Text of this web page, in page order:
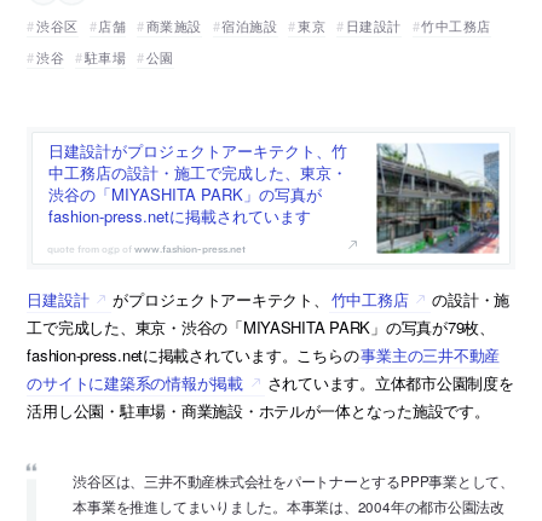
渋谷区
店舗 商業施設 宿泊施設 東京 日建設計
竹中工務店
渋谷
駐車場 公園
日建設計がプロジェクトアーキテクト、竹
中工務店の設計・施工で完成した、東京・
渋谷の「MIYASHITA PARK」の写真が
fashion-press.netに掲載されています
www.fashion-press.net
日建設計 がプロジェクトアーキテクト、 竹中工務店
の設計・施
工で完成した、東京・渋谷の「MIYASHITA PARK」の写真が79枚、
fashion-press.netに掲載されています。こちらの事業主の三井不動産
のサイトに建築系の情報が掲載
されています。立体都市公園制度を
活用し公園・駐車場・商業施設・ホテルが一体となった施設です。
渋谷区は、三井不動産株式会社をパートナーとするPPP事業として、
本事業を推進してまいりました。本事業は、2004年の都市公園法改